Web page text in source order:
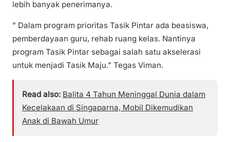
lebih banyak penerimanya.
” Dalam program prioritas Tasik Pintar ada beasiswa,
pemberdayaan guru, rehab ruang kelas. Nantinya
program Tasik Pintar sebagai salah satu akselerasi
untuk menjadi Tasik Maju.” Tegas Viman.
Read also: Balita 4 Tahun Meninggal Dunia dalam
Kecelakaan di Singaparna, Mobil Dikemudikan
Anak di Bawah Umur